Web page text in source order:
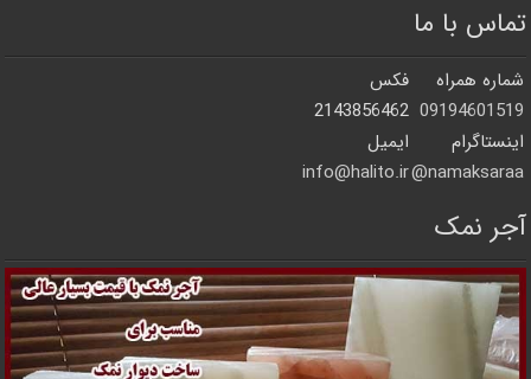
تماس با ما
شماره همراه
فکس
09194601519
2143856462
اینستاگرام
ایمیل
namaksaraa@
info@halito.ir
آجر نمک